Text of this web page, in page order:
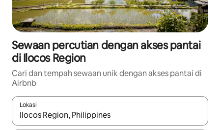
Sewaan percutian dengan akses pantai
di Ilocos Region
Cari dan tempah sewaan unik dengan akses pantai di
Airbnb
Lokasi
Apabila hasil tersedia, navigasi dengan kekunci anak panah